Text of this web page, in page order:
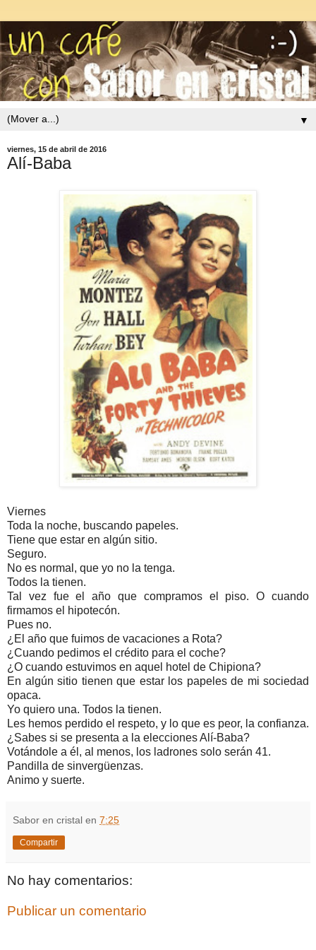
▼
viernes, 15 de abril de 2016
Alí-Baba
Viernes
Toda la noche, buscando papeles.
Tiene que estar en algún sitio.
Seguro.
No es normal, que yo no la tenga.
Todos la tienen.
Tal vez fue el año que compramos el piso. O cuando
firmamos el hipotecón.
Pues no.
¿El año que fuimos de vacaciones a Rota?
¿Cuando pedimos el crédito para el coche?
¿O cuando estuvimos en aquel hotel de Chipiona?
En algún sitio tienen que estar los papeles de mi sociedad
opaca.
Yo quiero una. Todos la tienen.
Les hemos perdido el respeto, y lo que es peor, la confianza.
¿Sabes si se presenta a la elecciones Alí-Baba?
Votándole a él, al menos, los ladrones solo serán 41.
Pandilla de sinvergüenzas.
Animo y suerte.
Sabor en cristal en 7:25
Compartir
No hay comentarios:
Publicar un comentario